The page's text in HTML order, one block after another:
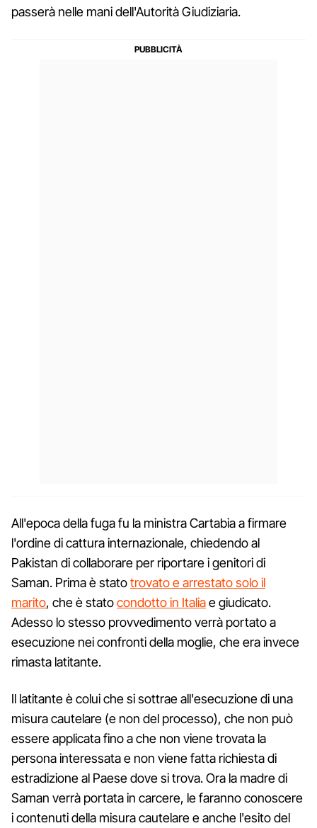
passerà nelle mani dell'Autorità Giudiziaria.
All'epoca della fuga fu la ministra Cartabia a firmare
l'ordine di cattura internazionale, chiedendo al
Pakistan di collaborare per riportare i genitori di
Saman. Prima è statotrovato e arrestato solo il
marito, che è statocondotto in Italiae giudicato.
Adesso lo stesso provvedimento verrà portato a
esecuzione nei confronti della moglie, che era invece
rimasta latitante.
Il latitante è colui che si sottrae all'esecuzione di una
misura cautelare (e non del processo), che non può
essere applicata fino a che non viene trovata la
persona interessata e non viene fatta richiesta di
estradizione al Paese dove si trova. Ora la madre di
Saman verrà portata in carcere, le faranno conoscere
i contenuti della misura cautelare e anche l'esito del